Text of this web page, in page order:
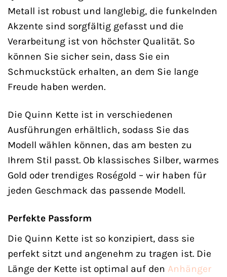
Metall ist robust und langlebig, die funkelnden
Akzente sind sorgfältig gefasst und die
Verarbeitung ist von höchster Qualität. So
können Sie sicher sein, dass Sie ein
Schmuckstück erhalten, an dem Sie lange
Freude haben werden.
Die Quinn Kette ist in verschiedenen
Ausführungen erhältlich, sodass Sie das
Modell wählen können, das am besten zu
Ihrem Stil passt. Ob klassisches Silber, warmes
Gold oder trendiges Roségold – wir haben für
jeden Geschmack das passende Modell.
Perfekte Passform
Die Quinn Kette ist so konzipiert, dass sie
perfekt sitzt und angenehm zu tragen ist. Die
Länge der Kette ist optimal auf den Anhänger